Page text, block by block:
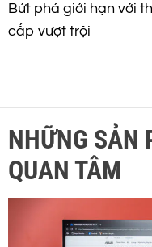
Bứt phá giới hạn với
cấp vượt trội
NHỮNG SẢN
QUAN TÂM